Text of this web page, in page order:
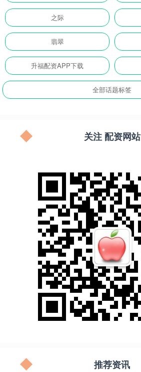
之际
翡翠
升福配资APP下载
全部话题标签
关注 配资网站
推荐资讯